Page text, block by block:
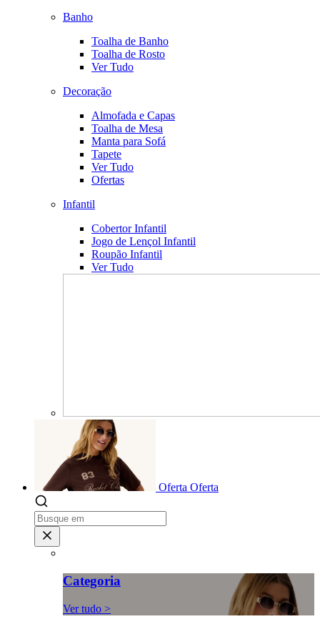
Banho
Toalha de Banho
Toalha de Rosto
Ver Tudo
Decoração
Almofada e Capas
Toalha de Mesa
Manta para Sofá
Tapete
Ver Tudo
Ofertas
Infantil
Cobertor Infantil
Jogo de Lençol Infantil
Roupão Infantil
Ver Tudo
Oferta Oferta
Categoria
Ver tudo >